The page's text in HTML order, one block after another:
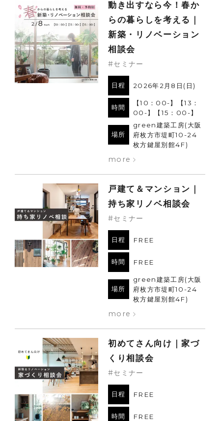
動き出すなら今！春か
らの暮らしを考える｜
新築・リノベーション
相談会
#セミナー
日程 2026年2月8日(日)
時間
【10：00-】【13：
00-】【15：00-】
場所
green建築工房(大阪
府枚方市堤町10-24
枚方鍵屋別館4F)
more
戸建て＆マンション｜
持ち家リノベ相談会
#セミナー
日程 FREE
時間 FREE
場所
green建築工房(大阪
府枚方市堤町10-24
枚方鍵屋別館4F)
more
初めてさん向け｜家づ
くり相談会
#セミナー
日程 FREE
時間 FREE